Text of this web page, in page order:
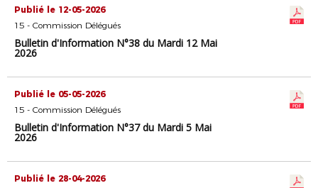
Publié le 12-05-2026
15 - Commission Délégués
Bulletin d'Information N°38 du Mardi 12 Mai
2026
Publié le 05-05-2026
15 - Commission Délégués
Bulletin d'Information N°37 du Mardi 5 Mai
2026
Publié le 28-04-2026